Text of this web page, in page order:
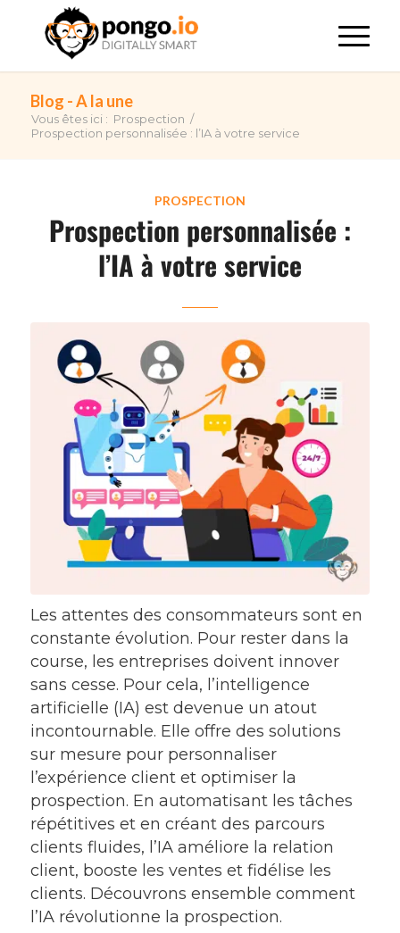
Blog - A la une
Vous êtes ici : Prospection /
Prospection personnalisée : l’IA à votre service
PROSPECTION
Prospection personnalisée :
l’IA à votre service
Les attentes des consommateurs sont en
constante évolution. Pour rester dans la
course, les entreprises doivent innover
sans cesse. Pour cela, l’intelligence
artificielle (IA) est devenue un atout
incontournable. Elle offre des solutions
sur mesure pour personnaliser
l’expérience client et optimiser la
prospection. En automatisant les tâches
répétitives et en créant des parcours
clients fluides, l’IA améliore la relation
client, booste les ventes et fidélise les
clients. Découvrons ensemble comment
l’IA révolutionne la prospection.